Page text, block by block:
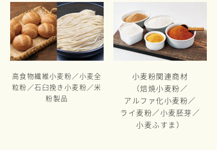
高食物繊維小麦粉／小麦全
粒粉／石臼挽き小麦粉／米
粉製品
小麦粉関連商材
（焙焼小麦粉／
アルファ化小麦粉／
ライ麦粉／小麦胚芽／
小麦ふすま）